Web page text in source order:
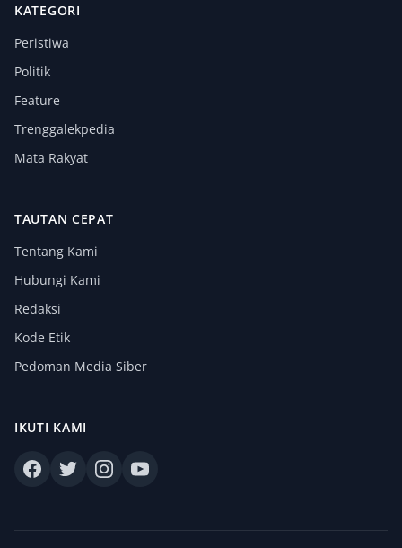
KATEGORI
Peristiwa
Politik
Feature
Trenggalekpedia
Mata Rakyat
TAUTAN CEPAT
Tentang Kami
Hubungi Kami
Redaksi
Kode Etik
Pedoman Media Siber
IKUTI KAMI